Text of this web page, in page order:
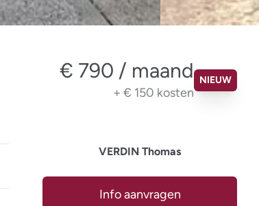
€ 790 / maand
+ € 150 kosten
NIEUW
VERDIN Thomas
Info aanvragen